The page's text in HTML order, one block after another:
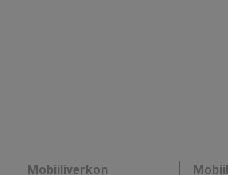
Mobiiliverkon